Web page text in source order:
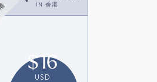
IN香港
$16
USD